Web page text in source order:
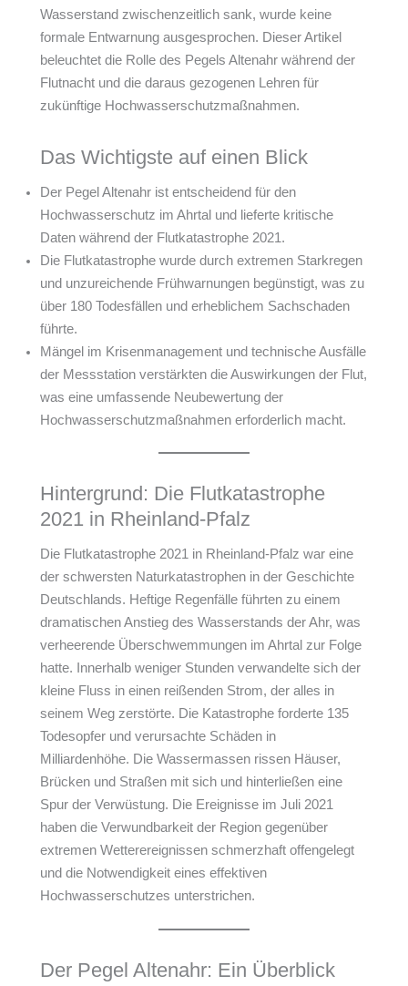
Wasserstand zwischenzeitlich sank, wurde keine
formale Entwarnung ausgesprochen. Dieser Artikel
beleuchtet die Rolle des Pegels Altenahr während der
Flutnacht und die daraus gezogenen Lehren für
zukünftige Hochwasserschutzmaßnahmen.
Das Wichtigste auf einen Blick
Der Pegel Altenahr ist entscheidend für den
Hochwasserschutz im Ahrtal und lieferte kritische
Daten während der Flutkatastrophe 2021.
Die Flutkatastrophe wurde durch extremen Starkregen
und unzureichende Frühwarnungen begünstigt, was zu
über 180 Todesfällen und erheblichem Sachschaden
führte.
Mängel im Krisenmanagement und technische Ausfälle
der Messstation verstärkten die Auswirkungen der Flut,
was eine umfassende Neubewertung der
Hochwasserschutzmaßnahmen erforderlich macht.
Hintergrund: Die Flutkatastrophe
2021 in Rheinland-Pfalz
Die Flutkatastrophe 2021 in Rheinland-Pfalz war eine
der schwersten Naturkatastrophen in der Geschichte
Deutschlands. Heftige Regenfälle führten zu einem
dramatischen Anstieg des Wasserstands der Ahr, was
verheerende Überschwemmungen im Ahrtal zur Folge
hatte. Innerhalb weniger Stunden verwandelte sich der
kleine Fluss in einen reißenden Strom, der alles in
seinem Weg zerstörte. Die Katastrophe forderte 135
Todesopfer und verursachte Schäden in
Milliardenhöhe. Die Wassermassen rissen Häuser,
Brücken und Straßen mit sich und hinterließen eine
Spur der Verwüstung. Die Ereignisse im Juli 2021
haben die Verwundbarkeit der Region gegenüber
extremen Wetterereignissen schmerzhaft offengelegt
und die Notwendigkeit eines effektiven
Hochwasserschutzes unterstrichen.
Der Pegel Altenahr: Ein Überblick